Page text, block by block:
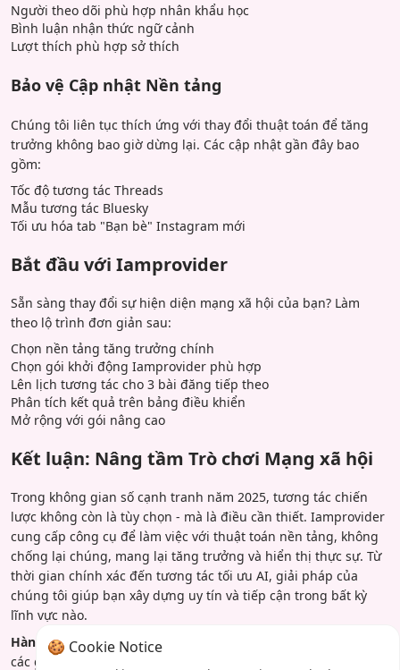
Người theo dõi phù hợp nhân khẩu học
Bình luận nhận thức ngữ cảnh
Lượt thích phù hợp sở thích
Bảo vệ Cập nhật Nền tảng
Chúng tôi liên tục thích ứng với thay đổi thuật toán để tăng
trưởng không bao giờ dừng lại. Các cập nhật gần đây bao
gồm:
Tốc độ tương tác Threads
Mẫu tương tác Bluesky
Tối ưu hóa tab "Bạn bè" Instagram mới
Bắt đầu với Iamprovider
Sẵn sàng thay đổi sự hiện diện mạng xã hội của bạn? Làm
theo lộ trình đơn giản sau:
Chọn nền tảng tăng trưởng chính
Chọn gói khởi động Iamprovider phù hợp
Lên lịch tương tác cho 3 bài đăng tiếp theo
Phân tích kết quả trên bảng điều khiển
Mở rộng với gói nâng cao
Kết luận: Nâng tầm Trò chơi Mạng xã hội
Trong không gian số cạnh tranh năm 2025, tương tác chiến
lược không còn là tùy chọn - mà là điều cần thiết. Iamprovider
cung cấp công cụ để làm việc với thuật toán nền tảng, không
chống lại chúng, mang lại tăng trưởng và hiển thị thực sự. Từ
thời gian chính xác đến tương tác tối ưu AI, giải pháp của
chúng tôi giúp bạn xây dựng uy tín và tiếp cận trong bất kỳ
lĩnh vực nào.
Hành động ngay hôm nay:
các gói tương tác 2025 và bắt đầu chiến dịch đầu tiên. Đội ngũ
🍪 Cookie Notice